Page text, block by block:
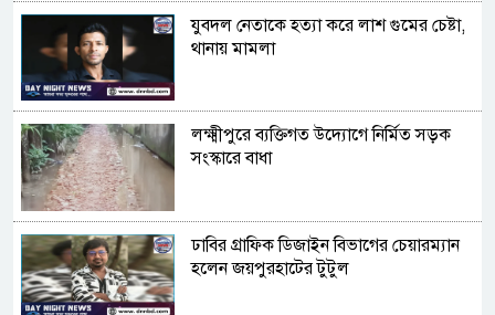
যুবদল নেতাকে হত্যা করে লাশ গুমের চেষ্টা,
থানায় মামলা
লক্ষ্মীপুরে ব্যক্তিগত উদ্যোগে নির্মিত সড়ক
সংস্কারে বাধা
ঢাবির গ্রাফিক ডিজাইন বিভাগের চেয়ারম্যান
হলেন জয়পুরহাটের টুটুল